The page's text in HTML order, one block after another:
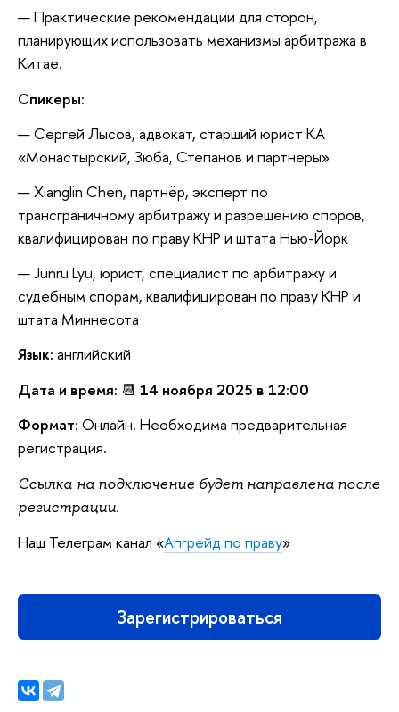
Практические рекомендации для сторон,
планирующих использовать механизмы арбитража в
Китае.
Спикеры:
Сергей Лысов, адвокат, старший юрист КА
«Монастырский, Зюба, Степанов и партнеры»
Xianglin Chen, партнёр, эксперт по
трансграничному арбитражу и разрешению споров,
квалифицирован по праву КНР и штата Нью-Йорк
Junru Lyu, юрист, специалист по арбитражу и
судебным спорам, квалифицирован по праву КНР и
штата Миннесота
Язык: английский
Дата и время: 📆 14 ноября 2025 в 12:00
Формат: Онлайн. Необходима предварительная
регистрация.
Ссылка на подключение будет направлена после
регистрации.
Наш Телеграм канал «Апгрейд по праву»
Зарегистрироваться